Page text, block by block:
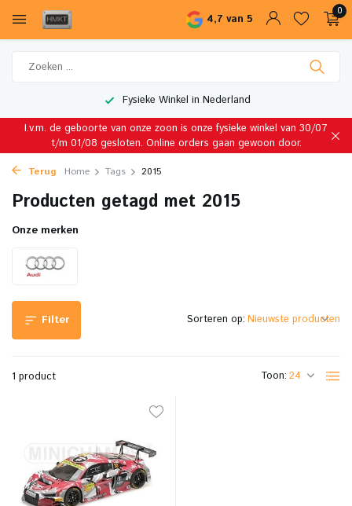
4,7 van 5
0
Fysieke Winkel in Nederland
I.v.m. de geboorte van onze zoon is onze fysieke winkel van 30/07
t/m 01/08 gesloten. Online orders gaan gewoon door.
Terug Home Tags 2015
Producten getagd met 2015
Onze merken
Filter
1 product Toon:
Sorteren op: